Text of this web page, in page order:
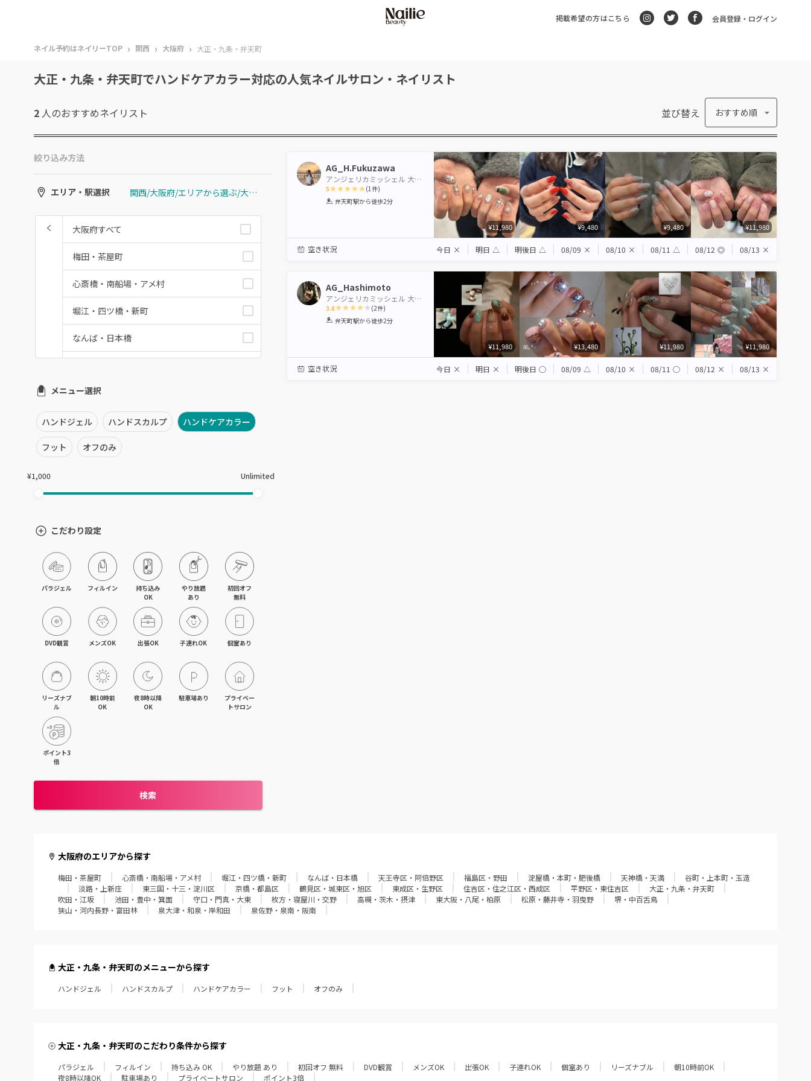
掲載希望の方はこちら 会員登録・ログイン
ネイル予約はネイリーTOP › 関西 › 大阪府 › 大正・九条・弁天町
大正・九条・弁天町でハンドケアカラー対応の人気ネイルサロン・ネイリスト
2 人のおすすめネイリスト 並び替え おすすめ順
絞り込み方法
エリア・駅選択 関西/大阪府/エリアから選ぶ/大正・九条・弁天町
大阪府すべて
梅田・茶屋町
心斎橋・南船場・アメ村
堀江・四ツ橋・新町
なんば・日本橋
福島区・野田
淀屋橋・本町・肥後橋
天神橋・天満
東三国・十三・淀川区
京橋・都島区
鶴見区・城東区・旭区
東成区・生野区
住吉区・住之江区・西成区
平野区・東住吉区
大正・九条・弁天町
枚方・寝屋川・交野
東大阪・八尾・柏原
松原・藤井寺・羽曳野
堺・中百舌鳥
泉大津・和泉・岸和田
泉佐野・泉南・阪南
メニュー選択
ハンドジェル ハンドスカルプ ハンドケアカラー
フット オフのみ
¥1,000 Unlimited
こだわり設定
パラジェル フィルイン
持ち込み
OK
やり放題
あり
初回オフ
無料
DVD観賞 メンズOK 出張OK 子連れOK 個室あり
リーズナブ
ル
朝10時前
OK
夜8時以降
OK
駐車場あり
プライベー
トサロン
ポイント3
倍
検索
AG_H.Fukuzawa
アンジェリカミッシェル 大阪ベイタワー店【パリジェンヌ・パラジェル認定サロン】
5
1 2 3 4 5
(1件)
弁天町駅から徒歩2分
¥11,980 ¥9,480 ¥9,480 ¥11,980
空き状況 今日 × 明日 △ 明後日 △ 08/09 × 08/10 × 08/11 △ 08/12 ◎ 08/13 ×
AG_Hashimoto
アンジェリカミッシェル 大阪ベイタワー店【パリジェンヌ・パラジェル認定サロン】
3.8
1 2 3 4 5
(2件)
弁天町駅から徒歩2分
¥11,980 ¥13,480 ¥11,980 ¥11,980
空き状況 今日 × 明日 × 明後日 ◯ 08/09 △ 08/10 × 08/11 ◯ 08/12 × 08/13 ×
大阪府のエリアから探す
梅田・茶屋町 心斎橋・南船場・アメ村 堀江・四ツ橋・新町 なんば・日本橋 天王寺区・阿倍野区 福島区・野田 淀屋橋・本町・肥後橋 天神橋・天満
谷町・上本町・玉造
淡路・上新庄
東三国・十三・淀川区 京橋・都島区 鶴見区・城東区・旭区 東成区・生野区 住吉区・住之江区・西成区 平野区・東住吉区
大正・九条・弁天町
吹田・江坂
池田・豊中・箕面 守口・門真・大東 枚方・寝屋川・交野 高槻・茨木・摂津 東大阪・八尾・柏原 松原・藤井寺・羽曳野
堺・中百舌鳥
狭山・河内長野・富田林
泉大津・和泉・岸和田 泉佐野・泉南・阪南
大正・九条・弁天町のメニューから探す
ハンドジェル ハンドスカルプ ハンドケアカラー フット オフのみ
大正・九条・弁天町のこだわり条件から探す
パラジェル フィルイン 持ち込み OK やり放題 あり 初回オフ 無料 DVD観賞 メンズOK 出張OK 子連れOK 個室あり リーズナブル
朝10時前OK
夜8時以降OK
駐車場あり プライベートサロン ポイント3倍